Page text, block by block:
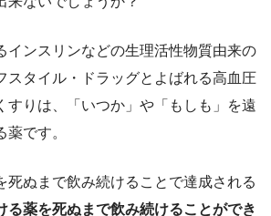
インスリンなどの生理活性物質由来の
スタイル・ドラッグとよばれる高血圧
すりは、「いつか」や「もしも」を遠
です。
死ぬまで飲み続けることで達成される
る薬を死ぬまで飲み続けることができ